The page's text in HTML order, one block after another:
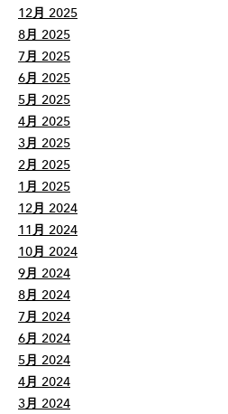
12月 2025
8月 2025
7月 2025
6月 2025
5月 2025
4月 2025
3月 2025
2月 2025
1月 2025
12月 2024
11月 2024
10月 2024
9月 2024
8月 2024
7月 2024
6月 2024
5月 2024
4月 2024
3月 2024